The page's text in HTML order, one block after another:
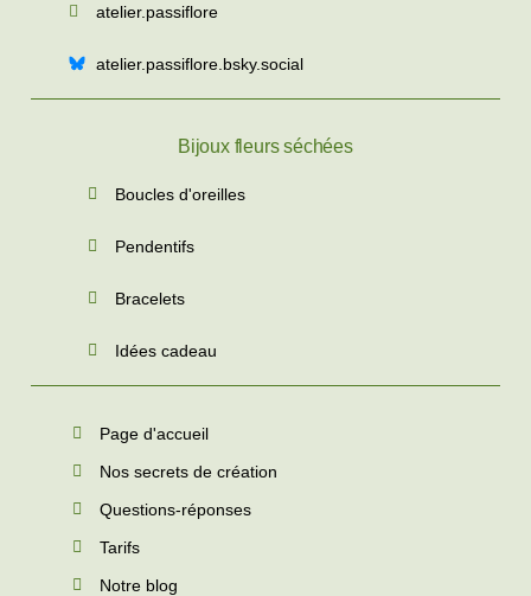
atelier.passiflore
atelier.passiflore.bsky.social
Bijoux fleurs séchées
Boucles d'oreilles
Pendentifs
Bracelets
Idées cadeau
Page d'accueil
Nos secrets de création
Questions-réponses
Tarifs
Notre blog